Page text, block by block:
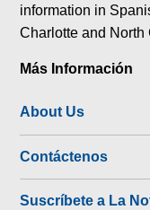
information in
Charlotte and North
Más Información
About Us
Contáctenos
Suscríbete a La